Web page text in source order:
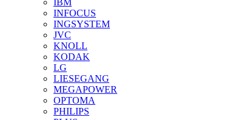
IBM
INFOCUS
INGSYSTEM
JVC
KNOLL
KODAK
LG
LIESEGANG
MEGAPOWER
OPTOMA
PHILIPS